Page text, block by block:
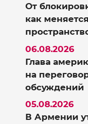
От
как
Глава
на
обсуждений
06.08.2026
В Армении
05.08.2026